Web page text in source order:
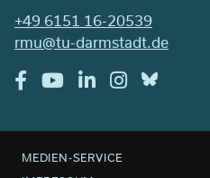
+49 6151 16-20539
rmu@tu-darmstadt.de
MEDIEN-SERVICE